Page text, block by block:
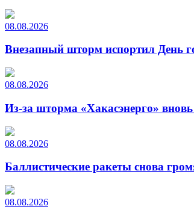
08.08.2026
Внезапный шторм испортил День
08.08.2026
Из-за шторма «Хакасэнерго»
08.08.2026
Баллистические ракеты снова
08.08.2026